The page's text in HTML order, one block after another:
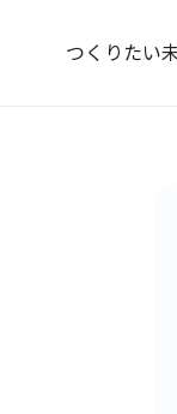
つくりたい